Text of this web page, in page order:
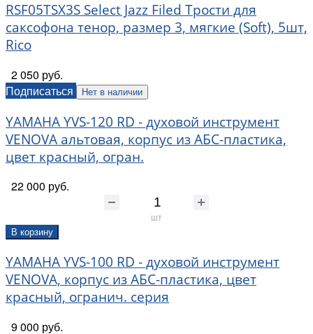
RSF05TSX3S Select Jazz Filed Трости для
саксофона тенор, размер 3, мягкие (Soft), 5шт,
Rico
2 050 руб.
Подписаться
Нет в наличии
YAMAHA YVS-120 RD - духовой инструмент
VENOVA альтовая, корпус из АБС-пластика,
цвет красный, огран.
22 000 руб.
шт
В корзину
YAMAHA YVS-100 RD - духовой инструмент
VENOVA, корпус из АБС-пластика, цвет
красный, огранич. серия
9 000 руб.